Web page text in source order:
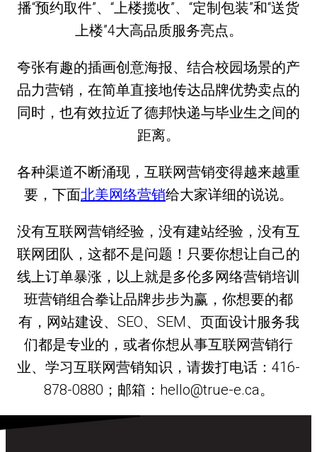
播“预约取件”、“上楼揽收”、“定制包装”和“送货
上楼”4大高品质服务亮点。
夸张有趣的插画创意海报、结合校园场景的产
品力营销，在简单直接地传达品牌优势卖点的
同时，也有效拉近了德邦快递与毕业生之间的
距离。
各种渠道不断涌现，互联网营销变得越来越重
要，下面北美网络营销给大家详细的说说。
没有互联网营销经验，没有建站经验，没有互
联网团队，这都不是问题！只要你想让自己的
线上订单暴涨，以上就是多伦多网络营销培训
班营销组合拳让品牌步步为赢，你想要的都
有，网站建设、SEO、SEM、页面设计服务我
们都是专业的，或者你想从事互联网营销行
业、学习互联网营销知识，请拨打电话：416-
878-0880；邮箱：hello@true-e.ca。